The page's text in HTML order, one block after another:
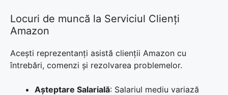
Locuri de muncă la Serviciul Clienți
Amazon
Acești reprezentanți asistă clienții Amazon cu
întrebări, comenzi și rezolvarea problemelor.
Așteptare Salarială: Salariul mediu variază